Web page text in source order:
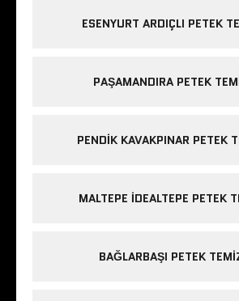
ESENYURT ARDIÇLI PETEK
PAŞAMANDIRA PETEK
PENDIK KAVAKPINAR PETEK
MALTEPE IDEALTEPE PETEK
BAĞLARBAŞI PETEK